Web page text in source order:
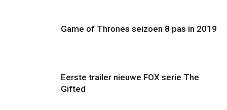
Game of Thrones seizoen 8 pas in 2019
Eerste trailer nieuwe FOX serie The
Gifted